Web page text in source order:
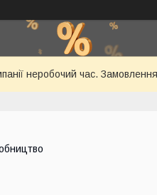
неробочий час.